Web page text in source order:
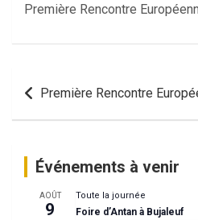
Première Rencontre
Navigation
Première Rencontre
Événements à venir
AOÛT
9
Toute la journée
Foire d’Antan à Bujaleuf